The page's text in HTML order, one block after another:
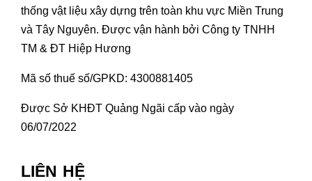
thống vật liệu xây dựng trên toàn khu vực Miền Trung
và Tây Nguyên. Được vận hành bởi Công ty TNHH
TM & ĐT Hiệp Hương
Mã số thuế số/GPKD: 4300881405
Được Sở KHĐT Quảng Ngãi cấp vào ngày
06/07/2022
LIÊN HỆ